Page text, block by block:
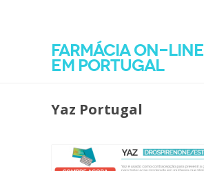
Farmácia on-line
em Portugal
Yaz Portugal